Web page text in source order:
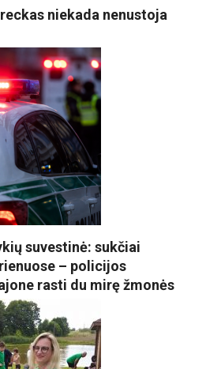
niekada nenustoja
suvestinė: sukčiai
– policijos
rasti du mirę žmonės